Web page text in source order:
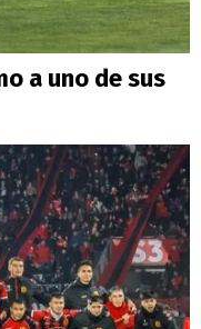
a uno de sus